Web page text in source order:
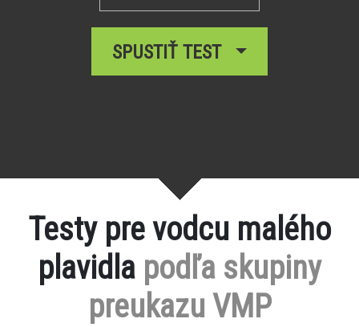
SPUSTIŤ TEST
Testy pre vodcu malého
plavidla podľa skupiny
preukazu VMP